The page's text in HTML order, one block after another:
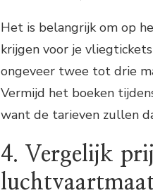
Het is belangrijk om op
krijgen voor je
ongeveer twee tot drie
Vermijd het boeken
want de tarieven zullen
4. Vergelijk